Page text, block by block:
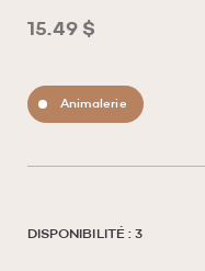
15.49 $
Animalerie
DISPONIBILITÉ : 3